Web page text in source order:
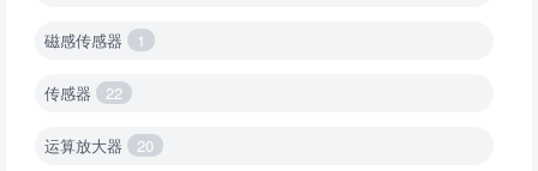
磁感传感器 1
传感器 22
运算放大器 20